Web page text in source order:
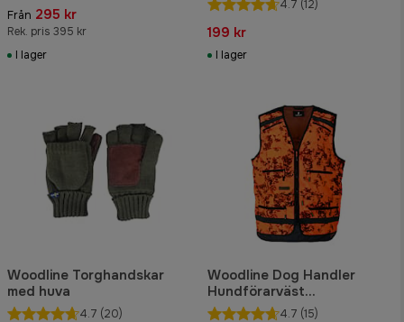
Från 295 kr
Rek. pris 395 kr
I lager
4.7 (12)
199 kr
I lager
Woodline Torghandskar
med huva
4.7 (20)
Woodline Dog Handler
Hundförarväst
Orange/Reflex
4.7 (15)